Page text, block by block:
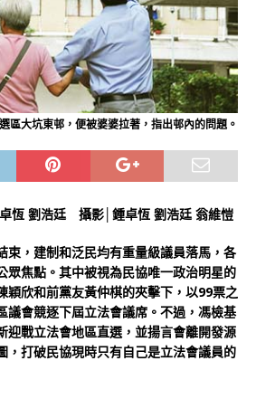
區大坑東邨，便被婆婆拉著，指出邨內的問題。
恆 劉浩廷 攝影│鍾卓恆 劉浩廷 翁維愷
束，建制和泛民均有重量級議員落馬，各
眾焦點。其中被視為民協唯一政治明星的
穎欣和前黨友黃仲棋的夾擊下，以99票之
議會競逐下屆立法會議席。不過，馮檢基
迎戰立法會地區直選，並揚言會離開發源
，打破民協現時只有自己是立法會議員的